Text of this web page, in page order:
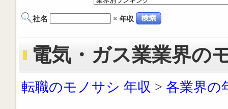
社名 × 年収
電気・ガス業業界の
転職のモノサシ 年収 > 各業界の